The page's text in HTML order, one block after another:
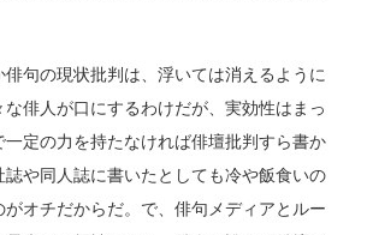
句の現状批判は、浮いては消えるように
俳人が口にするわけだが、実効性はまっ
定の力を持たなければ俳壇批判すら書か
や同人誌に書いたとしても冷や飯食いの
オチだからだ。で、俳句メディアとルー